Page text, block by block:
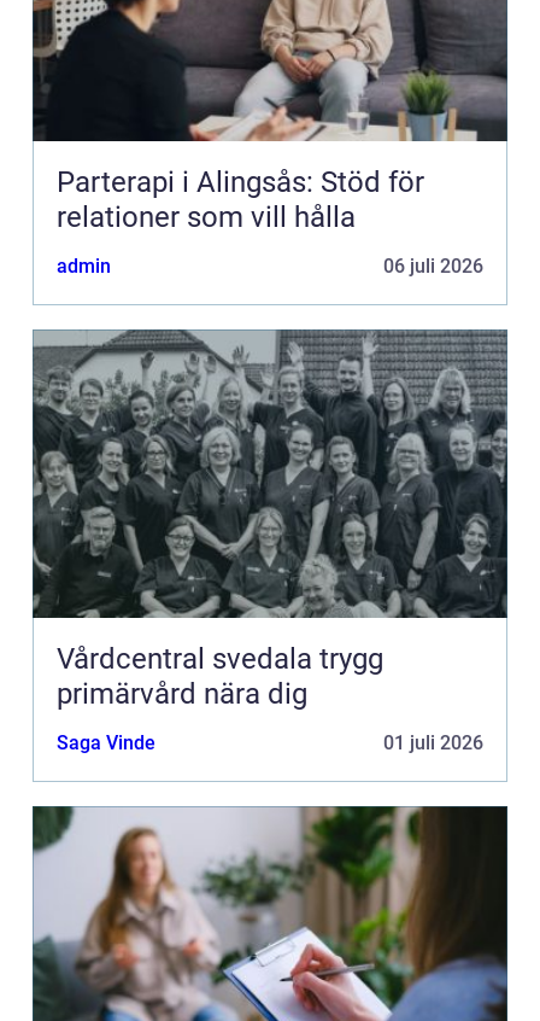
Parterapi i Alingsås: Stöd för
relationer som vill hålla
admin 06 juli 2026
Vårdcentral svedala trygg
primärvård nära dig
Saga Vinde 01 juli 2026